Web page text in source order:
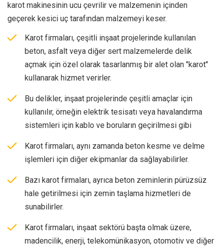
karot makinesinin ucu çevrilir ve malzemenin içinden
geçerek kesici uç tarafından malzemeyi keser.
Karot firmaları, çeşitli inşaat projelerinde kullanılan
beton, asfalt veya diğer sert malzemelerde delik
açmak için özel olarak tasarlanmış bir alet olan "karot"
kullanarak hizmet verirler.
Bu delikler, inşaat projelerinde çeşitli amaçlar için
kullanılır, örneğin elektrik tesisatı veya havalandırma
sistemleri için kablo ve boruların geçirilmesi gibi
Karot firmaları, aynı zamanda beton kesme ve delme
işlemleri için diğer ekipmanlar da sağlayabilirler.
Bazı karot firmaları, ayrıca beton zeminlerin pürüzsüz
hale getirilmesi için zemin taşlama hizmetleri de
sunabilirler.
Karot firmaları, inşaat sektörü başta olmak üzere,
madencilik, enerji, telekomünikasyon, otomotiv ve diğer